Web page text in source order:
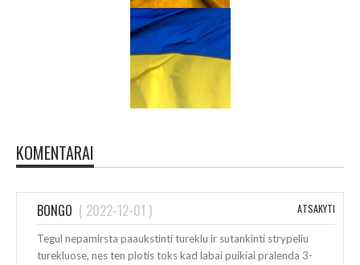
KOMENTARAI
BONGO ( 2022-12-01 ) ATSAKYTI
Tegul nepamirsta paaukstinti tureklu ir sutankinti strypeliu
turekluose, nes ten plotis toks kad labai puikiai pralenda 3-